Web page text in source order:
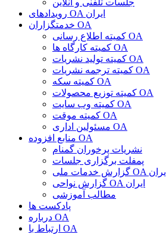
رویدادهای OA ایران
خدمتگزاران OA
کمیته اطلاع رسانی OA
کمیته کارگاه ها OA
کمیته تولید نشریات OA
کمیته ترجمه نشریات OA
کمیته سکه OA
کمیته توزیع محصولات OA
کمیته وب سایت OA
کمیته موقت OA
مسئولین اداری OA
منابع افزوده OA
نشریات پرخوران گمنام
پمفلت برگزاری جلسات
گزارش خدمات ملی OA ایران
گزارش نواحی OA ایران
مطالب آموزشی
پادکست ها
درباره OA
ارتباط با OA